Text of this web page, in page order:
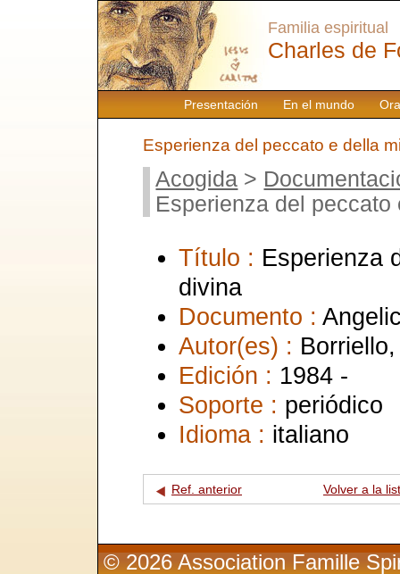
Presentación En el mundo
Familia espiritual
Charles de
Esperienza del peccato e della
Acogida >
Esperienza del
Título : Esperienza
divina
Documento :
Autor(es) :
Edición : 1984 -
Soporte : periódico
Idioma : italiano
Ref. anterior Volver a la
© 2026 Association Famille